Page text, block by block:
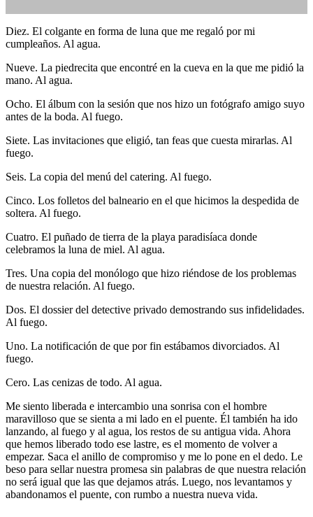
de la vida cotidiana
relatos románticos y eróticos
Diez. El colgante en forma de luna que me regaló por mi
cumpleaños. Al agua.
Nueve. La piedrecita que encontré en la cueva en la que me pidió la
mano. Al agua.
Ocho. El álbum con la sesión que nos hizo un fotógrafo amigo suyo
antes de la boda. Al fuego.
Siete. Las invitaciones que eligió, tan feas que cuesta mirarlas. Al
fuego.
Seis. La copia del menú del catering. Al fuego.
Cinco. Los folletos del balneario en el que hicimos la despedida de
soltera. Al fuego.
Cuatro. El puñado de tierra de la playa paradisíaca donde
celebramos la luna de miel. Al agua.
Tres. Una copia del monólogo que hizo riéndose de los problemas
de nuestra relación. Al fuego.
Dos. El dossier del detective privado demostrando sus infidelidades.
Al fuego.
Uno. La notificación de que por fin estábamos divorciados. Al
fuego.
Cero. Las cenizas de todo. Al agua.
Me siento liberada e intercambio una sonrisa con el hombre
maravilloso que se sienta a mi lado en el puente. Él también ha ido
lanzando, al fuego y al agua, los restos de su antigua vida. Ahora
que hemos liberado todo ese lastre, es el momento de volver a
empezar. Saca el anillo de compromiso y me lo pone en el dedo. Le
beso para sellar nuestra promesa sin palabras de que nuestra relación
no será igual que las que dejamos atrás. Luego, nos levantamos y
abandonamos el puente, con rumbo a nuestra nueva vida.